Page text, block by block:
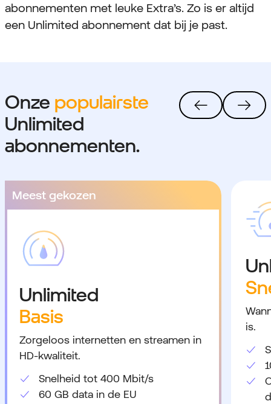
abonnementen met leuke Extra’s. Zo is er altijd
een Unlimited abonnement dat bij je past.
Onze populairste
Unlimited
abonnementen.
Meest gekozen
Unlimited
Basis
Zorgeloos internetten en streamen in
HD-kwaliteit.
Snelheid tot 400 Mbit/s
60 GB data in de EU
is.